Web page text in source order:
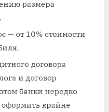
размера
— от 10% стоимости
договора
и договор
банки нередко
крайне